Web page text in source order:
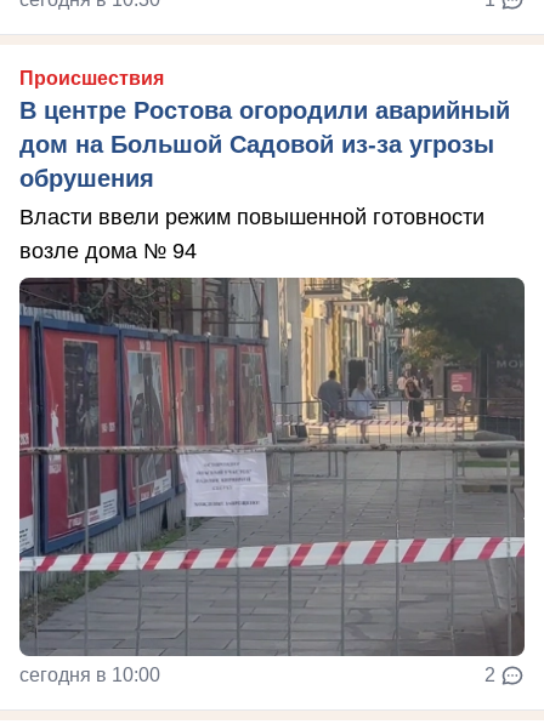
Происшествия
В центре Ростова огородили аварийный
дом на Большой Садовой из-за угрозы
обрушения
Власти ввели режим повышенной готовности
возле дома № 94
сегодня в 10:00 2